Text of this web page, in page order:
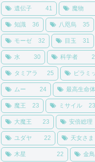
遺伝子 41 魔物
知識 36 八咫烏 35
モーゼ 32 目玉 31
水 30 科学者
タミアラ 25 ピラミ
ムー 24 最高生命体
魔王 23 ミサイル 23
大魔王 23 安倍総理
ユダヤ 22 天女さま
木星 22 金